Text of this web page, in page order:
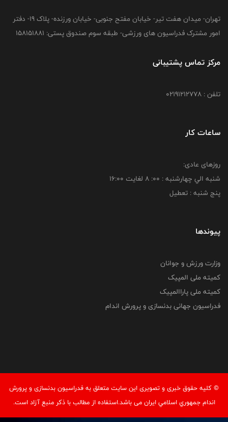
تهران- میدان هفت تیر- خیابان مفتح جنوبی- خیابان ورزنده- پلاک 19- دفتر
امور مشترک فدراسیون های ورزشی- طبقه سوم صندوق پستی: 158151881
مرکز تماس پشتیبانی
تلفن : 02191212778
ساعات کار
روزهای عادی:
شنبه الي چهارشنبه : 00: 8 لغايت 16:00
پنج شنبه : تعطیل
پیوندها
وزارت ورزش و جوانان
کمیته ملی المپیک
کمیته ملی پاراالمپیک
فدراسیون جهانی بدنسازی و پرورش اندام
© کليه حقوق خبری و تصويری اين سايت متعلق به فدراسيون بدنسازی و پرورش
اندام جمهوري اسلامي ايران می باشد.استفاده از مطالب با ذكر منبع آزاد است.